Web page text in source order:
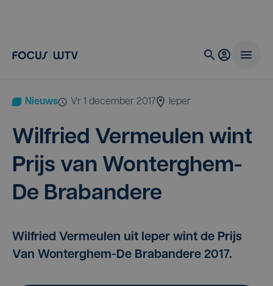
Nieuws vr 1 december 2017 Ieper
Wil­fried Ver­meu­len wint
Prijs van Won­terg­hem-
De Brabandere
Wilfried Vermeulen uit Ieper wint de Prijs
Van Wonterghem-De Brabandere 2017.